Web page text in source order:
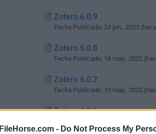
FileHorse.com - Do Not Process My
Zotero 6.0.9
Fecha Publicado: 24 jun.. 2022
Zotero 6.0.8
Fecha Publicado: 18 may.. 2022
Zotero 6.0.7
Fecha Publicado: 10 may.. 2022
Zotero 6.0.6